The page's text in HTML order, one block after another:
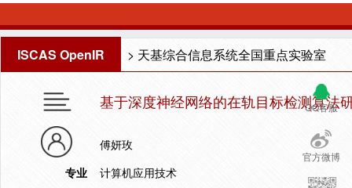
ISCAS OpenIR > 天基综合信息系统全国重点实验室
QQ客服
官方微博
基于深度神经网络的在轨目标检测算法
傅妍玫
专业
计算机应用技术